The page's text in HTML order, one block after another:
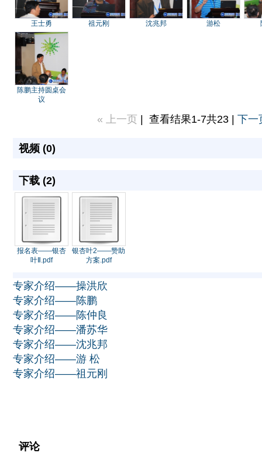
王士勇 祖元刚 沈兆邦 游松
陈鹏主持圆桌会
议
« 上一页 | 查看结果1-7共23 |下一
视频 (0)
下载 (2)
报名表——银杏
叶Ⅱ.pdf
银杏叶2——赞助
方案.pdf
专家介绍——操洪欣
专家介绍——陈鹏
专家介绍——陈仲良
专家介绍——潘苏华
专家介绍——沈兆邦
专家介绍——游 松
专家介绍——祖元刚
评论